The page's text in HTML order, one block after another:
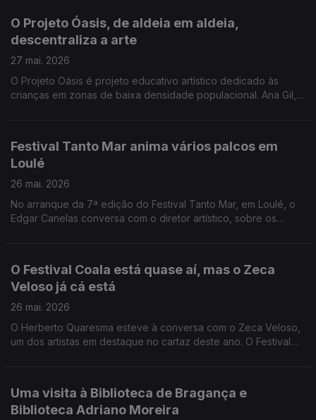
O Projeto Óasis, de aldeia em aldeia,
descentraliza a arte
27 mai. 2026
O Projeto Oásis é projeto educativo artístico dedicado às
crianças em zonas de baixa densidade populacional. Ana Gil,
Festival Tanto Mar anima vários palcos em
Loulé
26 mai. 2026
No arranque da 7ª edição do Festival Tanto Mar, em Loulé, o
Edgar Canelas conversa com o diretor artístico, sobre os
O Festival Coala está quase aí, mas o Zeca
Veloso já cá está
26 mai. 2026
O Herberto Quaresma esteve à conversa com o Zeca Veloso,
um dos artistas em destaque no cartaz deste ano. O Festival
Uma visita à Biblioteca de Bragança e
Biblioteca Adriano Moreira